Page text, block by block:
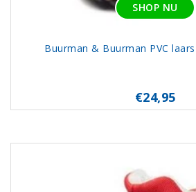
SHOP NU
Buurman & Buurman PVC
€24,95